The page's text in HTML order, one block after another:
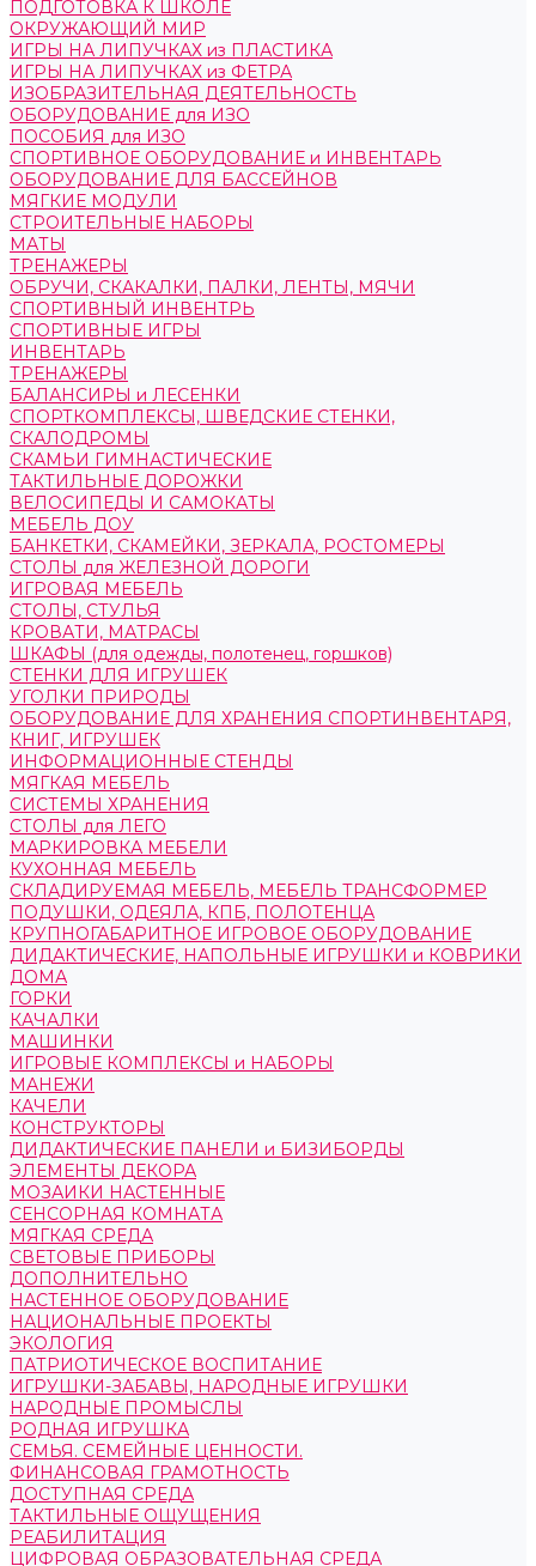
ПОДГОТОВКА К ШКОЛЕ
ОКРУЖАЮЩИЙ МИР
ИГРЫ НА ЛИПУЧКАХ из ПЛАСТИКА
ИГРЫ НА ЛИПУЧКАХ из ФЕТРА
ИЗОБРАЗИТЕЛЬНАЯ ДЕЯТЕЛЬНОСТЬ
ОБОРУДОВАНИЕ для ИЗО
ПОСОБИЯ для ИЗО
СПОРТИВНОЕ ОБОРУДОВАНИЕ и ИНВЕНТАРЬ
ОБОРУДОВАНИЕ ДЛЯ БАССЕЙНОВ
МЯГКИЕ МОДУЛИ
СТРОИТЕЛЬНЫЕ НАБОРЫ
МАТЫ
ТРЕНАЖЕРЫ
ОБРУЧИ, СКАКАЛКИ, ПАЛКИ, ЛЕНТЫ, МЯЧИ
СПОРТИВНЫЙ ИНВЕНТРЬ
СПОРТИВНЫЕ ИГРЫ
ИНВЕНТАРЬ
ТРЕНАЖЕРЫ
БАЛАНСИРЫ и ЛЕСЕНКИ
СПОРТКОМПЛЕКСЫ, ШВЕДСКИЕ СТЕНКИ,
СКАЛОДРОМЫ
СКАМЬИ ГИМНАСТИЧЕСКИЕ
ТАКТИЛЬНЫЕ ДОРОЖКИ
ВЕЛОСИПЕДЫ И САМОКАТЫ
МЕБЕЛЬ ДОУ
БАНКЕТКИ, СКАМЕЙКИ, ЗЕРКАЛА, РОСТОМЕРЫ
СТОЛЫ для ЖЕЛЕЗНОЙ ДОРОГИ
ИГРОВАЯ МЕБЕЛЬ
СТОЛЫ, СТУЛЬЯ
КРОВАТИ, МАТРАСЫ
ШКАФЫ (для одежды, полотенец, горшков)
СТЕНКИ ДЛЯ ИГРУШЕК
УГОЛКИ ПРИРОДЫ
ОБОРУДОВАНИЕ ДЛЯ ХРАНЕНИЯ СПОРТИНВЕНТАРЯ,
КНИГ, ИГРУШЕК
ИНФОРМАЦИОННЫЕ СТЕНДЫ
МЯГКАЯ МЕБЕЛЬ
СИСТЕМЫ ХРАНЕНИЯ
СТОЛЫ для ЛЕГО
МАРКИРОВКА МЕБЕЛИ
КУХОННАЯ МЕБЕЛЬ
СКЛАДИРУЕМАЯ МЕБЕЛЬ, МЕБЕЛЬ ТРАНСФОРМЕР
ПОДУШКИ, ОДЕЯЛА, КПБ, ПОЛОТЕНЦА
КРУПНОГАБАРИТНОЕ ИГРОВОЕ ОБОРУДОВАНИЕ
ДИДАКТИЧЕСКИЕ, НАПОЛЬНЫЕ ИГРУШКИ и КОВРИКИ
ДОМА
ГОРКИ
КАЧАЛКИ
МАШИНКИ
ИГРОВЫЕ КОМПЛЕКСЫ и НАБОРЫ
МАНЕЖИ
КАЧЕЛИ
КОНСТРУКТОРЫ
ДИДАКТИЧЕСКИЕ ПАНЕЛИ и БИЗИБОРДЫ
ЭЛЕМЕНТЫ ДЕКОРА
МОЗАИКИ НАСТЕННЫЕ
СЕНСОРНАЯ КОМНАТА
МЯГКАЯ СРЕДА
СВЕТОВЫЕ ПРИБОРЫ
ДОПОЛНИТЕЛЬНО
НАСТЕННОЕ ОБОРУДОВАНИЕ
НАЦИОНАЛЬНЫЕ ПРОЕКТЫ
ЭКОЛОГИЯ
ПАТРИОТИЧЕСКОЕ ВОСПИТАНИЕ
ИГРУШКИ-ЗАБАВЫ, НАРОДНЫЕ ИГРУШКИ
НАРОДНЫЕ ПРОМЫСЛЫ
РОДНАЯ ИГРУШКА
СЕМЬЯ. СЕМЕЙНЫЕ ЦЕННОСТИ.
ФИНАНСОВАЯ ГРАМОТНОСТЬ
ДОСТУПНАЯ СРЕДА
ТАКТИЛЬНЫЕ ОЩУЩЕНИЯ
РЕАБИЛИТАЦИЯ
ЦИФРОВАЯ ОБРАЗОВАТЕЛЬНАЯ СРЕДА